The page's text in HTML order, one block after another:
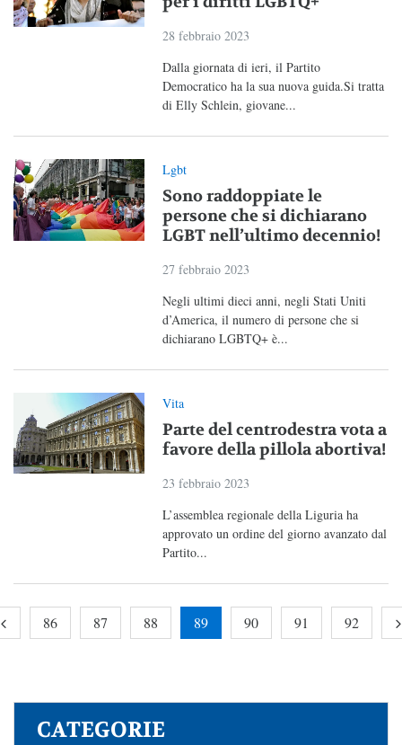
28 febbraio 2023
Dalla giornata di ieri, il Partito
Democratico ha la sua nuova guida.Si tratta
di Elly Schlein, giovane...
Lgbt
Sono raddoppiate le
persone che si dichiarano
LGBT nell’ultimo decennio!
27 febbraio 2023
Negli ultimi dieci anni, negli Stati Uniti
d’America, il numero di persone che si
dichiarano LGBTQ+ è...
Vita
Parte del centrodestra vota a
favore della pillola abortiva!
23 febbraio 2023
L’assemblea regionale della Liguria ha
approvato un ordine del giorno avanzato dal
Partito...
86 87 88 89 90 91 92
CATEGORIE